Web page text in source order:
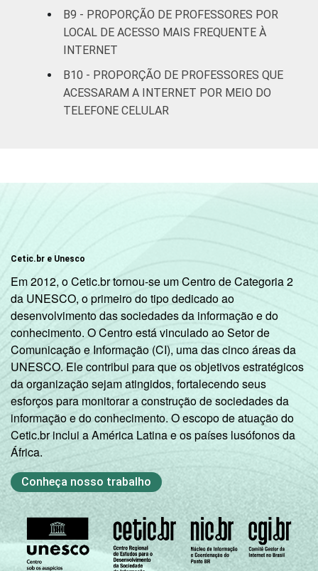
B9 - PROPORÇÃO DE PROFESSORES POR
LOCAL DE ACESSO MAIS FREQUENTE À
INTERNET
B10 - PROPORÇÃO DE PROFESSORES QUE
ACESSARAM A INTERNET POR MEIO DO
TELEFONE CELULAR
Cetic.br e Unesco
Em 2012, o Cetic.br tornou-se um Centro de Categoria 2
da UNESCO, o primeiro do tipo dedicado ao
desenvolvimento das sociedades da informação e do
conhecimento. O Centro está vinculado ao Setor de
Comunicação e Informação (CI), uma das cinco áreas da
UNESCO. Ele contribui para que os objetivos estratégicos
da organização sejam atingidos, fortalecendo seus
esforços para monitorar a construção de sociedades da
informação e do conhecimento. O escopo de atuação do
Cetic.br inclui a América Latina e os países lusófonos da
África.
Conheça nosso trabalho